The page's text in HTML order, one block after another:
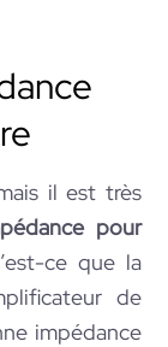
il est très
pour
ce que la
de
impédance